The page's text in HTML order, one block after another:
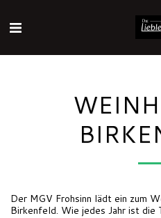
Der MGV Frohsinn lädt ein zum
Birkenfeld. Wie jedes Jahr ist